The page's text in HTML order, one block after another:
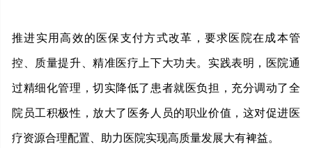
推进实用高效的医保支付方式改革，要求医院在成本管
控、质量提升、精准医疗上下大功夫。实践表明，医院通
过精细化管理，切实降低了患者就医负担，充分调动了全
院员工积极性，放大了医务人员的职业价值，这对促进医
疗资源合理配置、助力医院实现高质量发展大有裨益。